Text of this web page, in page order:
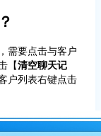
需要点击与客户
【清空聊天记
户列表右键点击